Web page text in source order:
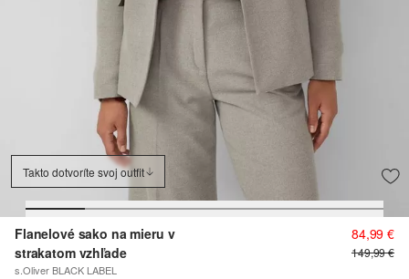
Takto dotvoríte svoj outfit
Flanelové sako na mieru v
strakatom vzhľade
s.Oliver BLACK LABEL
84,99 €
149,99 €